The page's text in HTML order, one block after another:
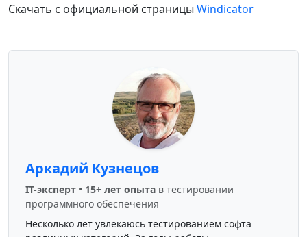
Скачать с официальной страницы Windicator
Аркадий Кузнецов
IT-эксперт • 15+ лет опыта в тестировании
программного обеспечения
Несколько лет увлекаюсь тестированием софта